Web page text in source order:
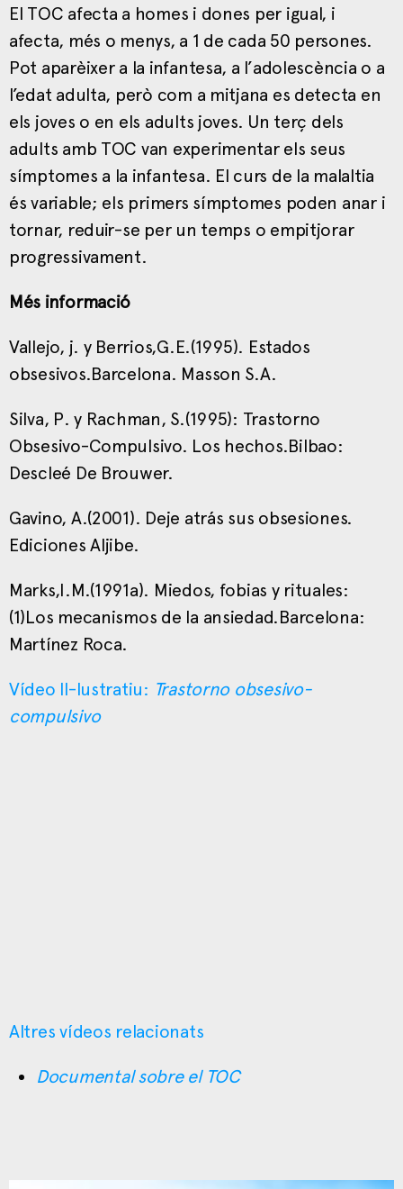
El TOC afecta a homes i dones per igual, i
afecta, més o menys, a 1 de cada 50 persones.
Pot aparèixer a la infantesa, a l’adolescència o a
l’edat adulta, però com a mitjana es detecta en
els joves o en els adults joves. Un terç dels
adults amb TOC van experimentar els seus
símptomes a la infantesa. El curs de la malaltia
és variable; els primers símptomes poden anar i
tornar, reduir-se per un temps o empitjorar
progressivament.
Més informació
Vallejo, j. y Berrios,G.E.(1995). Estados
obsesivos.Barcelona. Masson S.A.
Silva, P. y Rachman, S.(1995): Trastorno
Obsesivo-Compulsivo. Los hechos.Bilbao:
Descleé De Brouwer.
Gavino, A.(2001). Deje atrás sus obsesiones.
Ediciones Aljibe.
Marks,I.M.(1991a). Miedos, fobias y rituales:
(1)Los mecanismos de la ansiedad.Barcelona:
Martínez Roca.
Vídeo Il-lustratiu: Trastorno obsesivo-
compulsivo
Altres vídeos relacionats
Documental sobre el TOC